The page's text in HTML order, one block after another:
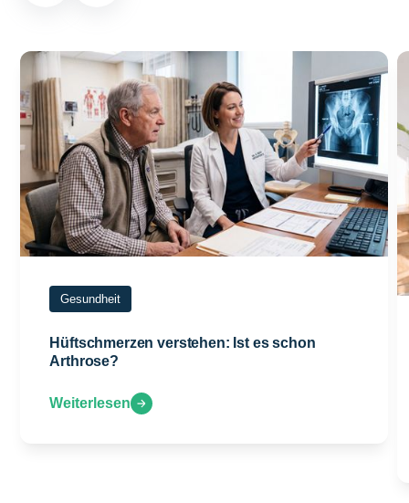
Gesundheit
Hüftschmerzen verstehen: Ist es schon
Arthrose?
Weiterlesen